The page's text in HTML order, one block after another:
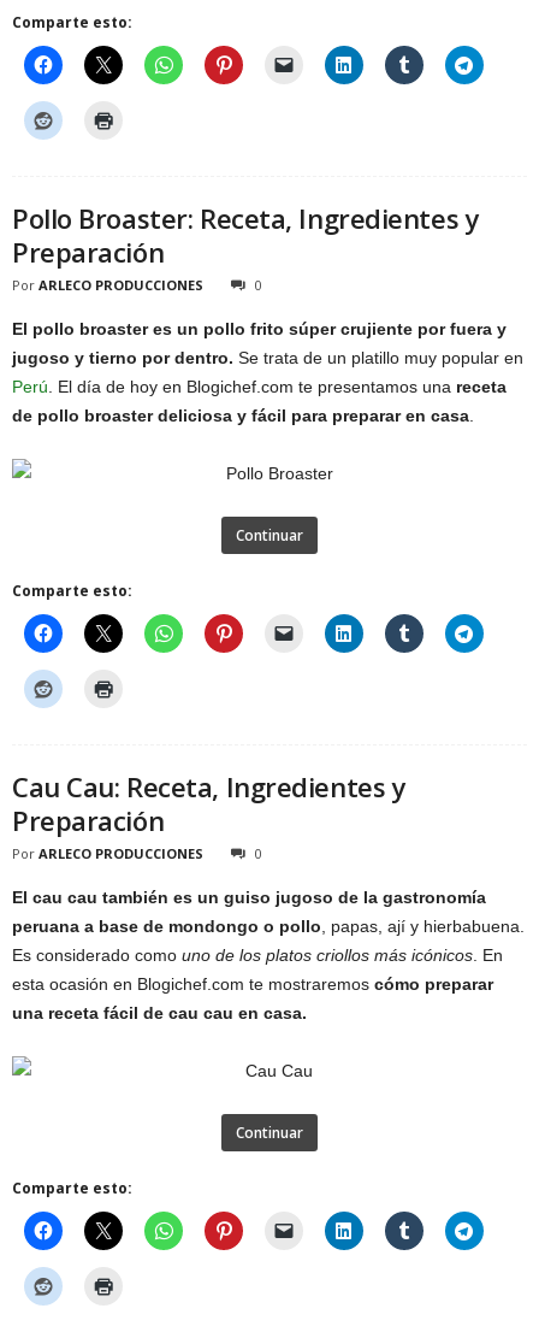
Comparte esto:
Pollo Broaster: Receta, Ingredientes y
Preparación
Por ARLECO PRODUCCIONES 0
El pollo broaster es un pollo frito súper crujiente por fuera y
jugoso y tierno por dentro. Se trata de un platillo muy popular en
Perú . El día de hoy en Blogichef.com te presentamos una receta
de pollo broaster deliciosa y fácil para preparar en casa
Continuar
Comparte esto:
Cau Cau: Receta, Ingredientes y
Preparación
Por ARLECO PRODUCCIONES 0
El cau cau también es un guiso jugoso de la gastronomía
peruana a base de mondongo o pollo , papas, ají y hierbabuena.
Es considerado como uno de los platos criollos más icónicos . En
esta ocasión en Blogichef.com te mostraremos cómo preparar
una receta fácil de cau cau en casa.
Continuar
Comparte esto: